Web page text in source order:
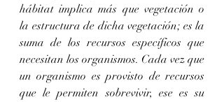
hábitat implica más que vegetación o
la estructura de dicha vegetación; es la
suma de los recursos específicos que
necesitan los organismos. Cada vez que
un organismo es provisto de recursos
que le permiten sobrevivir, ese es su